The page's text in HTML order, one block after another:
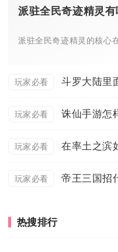
派驻全民奇迹精灵
玩家必看 斗罗大陆里
玩家必看
玩家必看 在率土之滨
玩家必看 帝王三国招
热搜排行